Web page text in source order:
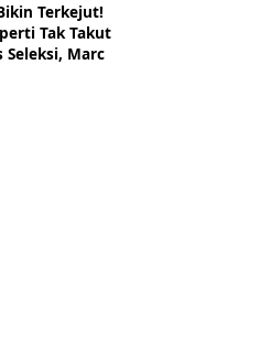
Terkejut!
Tak Takut
Seleksi, Marc